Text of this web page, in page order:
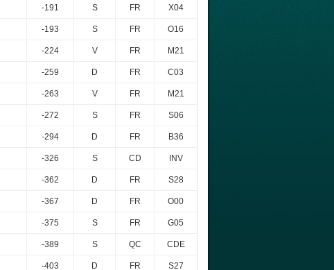
-191 S FR X04
-193 S FR O16
-224 V FR M21
-259 D FR C03
-263 V FR M21
-272 S FR S06
-294 D FR B36
-326 S CD INV
-362 D FR S28
-367 D FR O00
-375 S FR G05
-389 S QC CDE
-403 D FR S27